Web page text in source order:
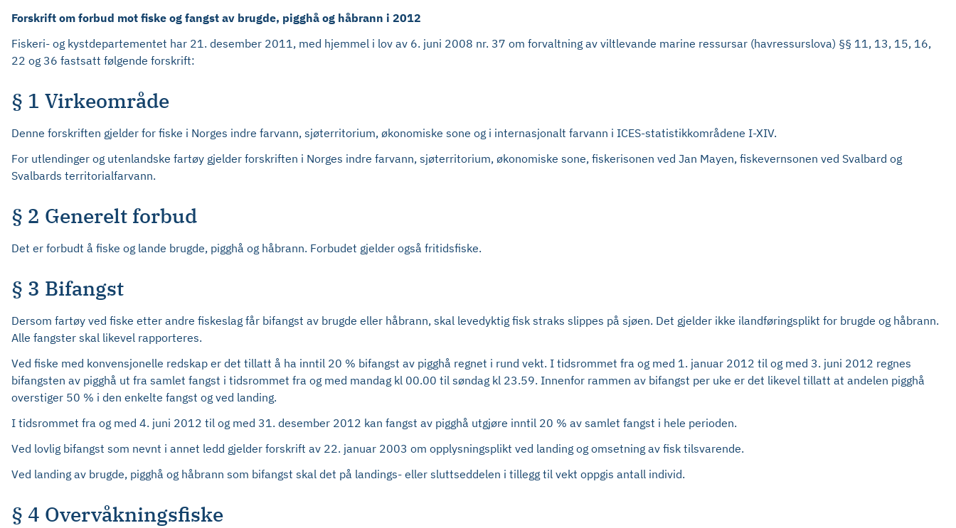
Forskrift om forbud mot fiske og fangst av brugde, pigghå og håbrann i 2012
Fiskeri- og kystdepartementet har 21. desember 2011, med hjemmel i lov av 6. juni 2008 nr. 37 om forvaltning av viltlevande marine ressursar (havressurslova) §§ 11, 13, 15, 16,
22 og 36 fastsatt følgende forskrift:
§ 1 Virkeområde
Denne forskriften gjelder for fiske i Norges indre farvann, sjøterritorium, økonomiske sone og i internasjonalt farvann i ICES-statistikkområdene I-XIV.
For utlendinger og utenlandske fartøy gjelder forskriften i Norges indre farvann, sjøterritorium, økonomiske sone, fiskerisonen ved Jan Mayen, fiskevernsonen ved Svalbard og
Svalbards territorialfarvann.
§ 2 Generelt forbud
Det er forbudt å fiske og lande brugde, pigghå og håbrann. Forbudet gjelder også fritidsfiske.
§ 3 Bifangst
Dersom fartøy ved fiske etter andre fiskeslag får bifangst av brugde eller håbrann, skal levedyktig fisk straks slippes på sjøen. Det gjelder ikke ilandføringsplikt for brugde og håbrann.
Alle fangster skal likevel rapporteres.
Ved fiske med konvensjonelle redskap er det tillatt å ha inntil 20 % bifangst av pigghå regnet i rund vekt. I tidsrommet fra og med 1. januar 2012 til og med 3. juni 2012 regnes
bifangsten av pigghå ut fra samlet fangst i tidsrommet fra og med mandag kl 00.00 til søndag kl 23.59. Innenfor rammen av bifangst per uke er det likevel tillatt at andelen pigghå
overstiger 50 % i den enkelte fangst og ved landing.
I tidsrommet fra og med 4. juni 2012 til og med 31. desember 2012 kan fangst av pigghå utgjøre inntil 20 % av samlet fangst i hele perioden.
Ved lovlig bifangst som nevnt i annet ledd gjelder forskrift av 22. januar 2003 om opplysningsplikt ved landing og omsetning av fisk tilsvarende.
Ved landing av brugde, pigghå og håbrann som bifangst skal det på landings- eller sluttseddelen i tillegg til vekt oppgis antall individ.
§ 4 Overvåkningsfiske